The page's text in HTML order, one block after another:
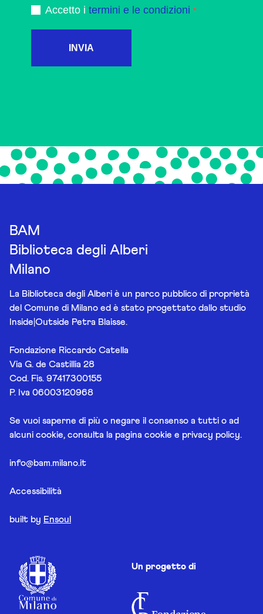
Accetto i termini e le condizioni
INVIA
BAM
Biblioteca degli Alberi
Milano
La Biblioteca degli Alberi è un parco pubblico di proprietà
del Comune di Milano ed è stato progettato dallo studio
Inside|Outside Petra Blaisse.
Fondazione Riccardo Catella
Via G. de Castillia 28
Cod. Fis. 97417300155
P. Iva 06003120968
Se vuoi saperne di più o negare il consenso a tutti o ad
alcuni cookie, consulta la pagina cookie e privacy policy.
info@bam.milano.it
Accessibilità
built by Ensoul
Un progetto di